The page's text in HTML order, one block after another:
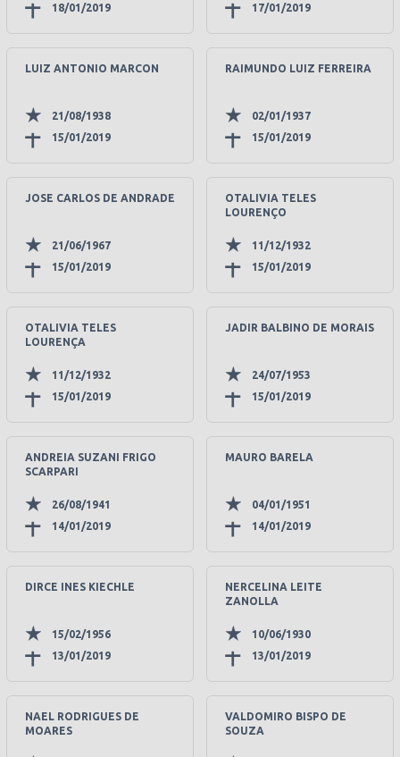
18/01/2019 17/01/2019
LUIZ ANTONIO MARCON
21/08/1938
15/01/2019
RAIMUNDO LUIZ FERREIRA
02/01/1937
15/01/2019
JOSE CARLOS DE ANDRADE
21/06/1967
15/01/2019
OTALIVIA TELES
LOURENÇO
11/12/1932
15/01/2019
OTALIVIA TELES
LOURENÇA
11/12/1932
15/01/2019
JADIR BALBINO DE MORAIS
24/07/1953
15/01/2019
ANDREIA SUZANI FRIGO
SCARPARI
26/08/1941
14/01/2019
MAURO BARELA
04/01/1951
14/01/2019
DIRCE INES KIECHLE
15/02/1956
13/01/2019
NERCELINA LEITE
ZANOLLA
10/06/1930
13/01/2019
NAEL RODRIGUES DE
MOARES
VALDOMIRO BISPO DE
SOUZA